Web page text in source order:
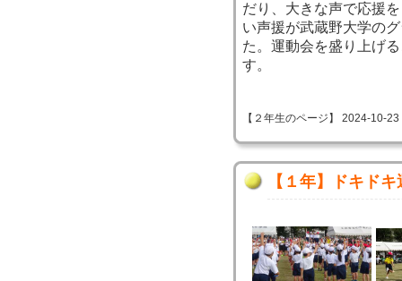
だり、大きな声で応援
い声援が武蔵野大学の
た。運動会を盛り上げ
す。
【２年生のページ】 2024-10-
【１年】ドキド